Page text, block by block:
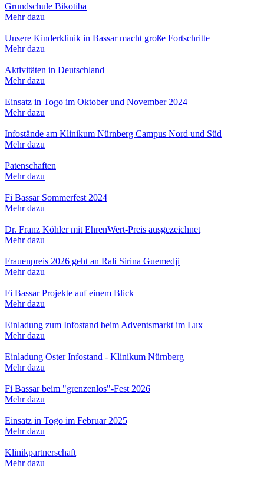
Grundschule Bikotiba
Mehr dazu
Unsere Kinderklinik in Bassar macht große Fortschritte
Mehr dazu
Aktivitäten in Deutschland
Mehr dazu
Einsatz in Togo im Oktober und November 2024
Mehr dazu
Infostände am Klinikum Nürnberg Campus Nord und Süd
Mehr dazu
Patenschaften
Mehr dazu
Fi Bassar Sommerfest 2024
Mehr dazu
Dr. Franz Köhler mit EhrenWert-Preis ausgezeichnet
Mehr dazu
Frauenpreis 2026 geht an Rali Sirina Guemedji
Mehr dazu
Fi Bassar Projekte auf einem Blick
Mehr dazu
Einladung zum Infostand beim Adventsmarkt im Lux
Mehr dazu
Einladung Oster Infostand - Klinikum Nürnberg
Mehr dazu
Fi Bassar beim "grenzenlos"-Fest 2026
Mehr dazu
Einsatz in Togo im Februar 2025
Mehr dazu
Klinikpartnerschaft
Mehr dazu